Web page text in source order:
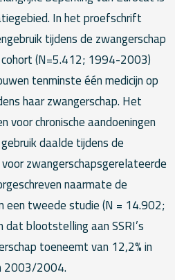
In het proefschrift
tijdens de zwangerschap
(N=5.412; 1994-2003)
tenminste één medicijn op
haar zwangerschap. Het
voor chronische aandoeningen
daalde tijdens de
zwangerschapsgerelateerde
naarmate de
een tweede studie (N = 14.902;
blootstelling aan SSRI’s
toeneemt van 12,2% in
2003/2004.